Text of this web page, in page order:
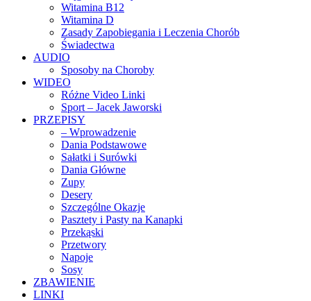
Witamina B12
Witamina D
Zasady Zapobiegania i Leczenia Chorób
Świadectwa
AUDIO
Sposoby na Choroby
WIDEO
Różne Video Linki
Sport – Jacek Jaworski
PRZEPISY
– Wprowadzenie
Dania Podstawowe
Sałatki i Surówki
Dania Główne
Zupy
Desery
Szczególne Okazje
Pasztety i Pasty na Kanapki
Przekąski
Przetwory
Napoje
Sosy
ZBAWIENIE
LINKI